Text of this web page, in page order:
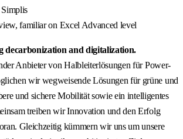
familiar on Excel Advanced level
and digitalization.
Anbieter von Halbleiterlösungen für Power-
wir wegweisende Lösungen für grüne und
und sichere Mobilität sowie ein intelligentes
treiben wir Innovation und den Erfolg
Gleichzeitig kümmern wir uns um unsere